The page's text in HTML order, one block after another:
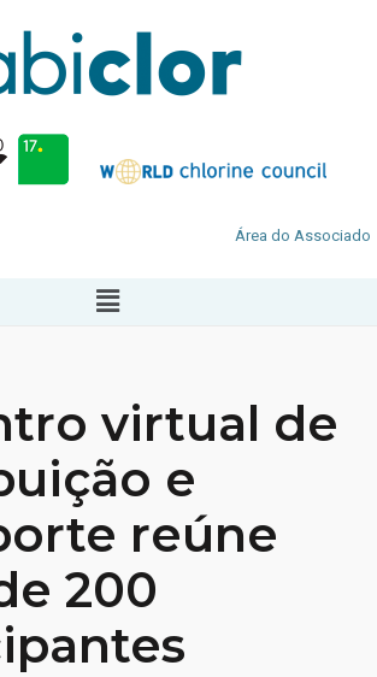
Área do Associado
virtual de
e
reúne
200